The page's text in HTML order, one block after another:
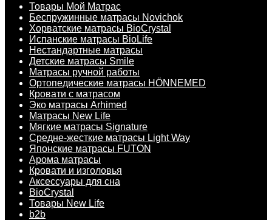
Товары Мой Матрас
Беспружинные матрасы Novichok
Хорватские матрасы BioCrystal
Испанские матрасы BioLife
Нестандартные матрасы
Детские матрасы Smile
Матрасы ручной работы
Ортопедические матрасы HÖNNEMED
Кровати с матрасом
Эко матрасы Arhimed
Матрасы New Life
Мягкие матрасы Signature
Средне-жесткие матрасы Light Way
Японские матрасы FUTON
Арома матрасы
Кровати и изголовья
Аксессуары для сна
BioCrystal
Товары New Life
b2b